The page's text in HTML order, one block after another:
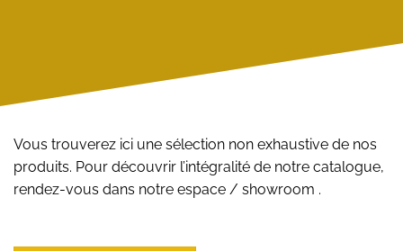
Vous trouverez ici une sélection non exhaustive de nos
produits. Pour découvrir l’intégralité de notre catalogue,
rendez-vous dans notre espace / showroom .